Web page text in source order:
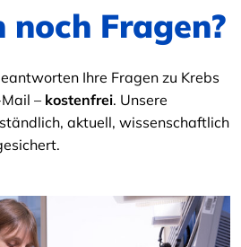
noch Fragen?
Ihre Fragen zu Krebs
– kostenfrei. Unsere
aktuell, wissenschaftlich